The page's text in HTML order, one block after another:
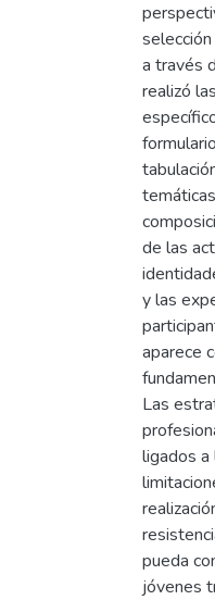
a través
realizó
de las
y las
aparece
Las
ligados a
pueda
jóvenes